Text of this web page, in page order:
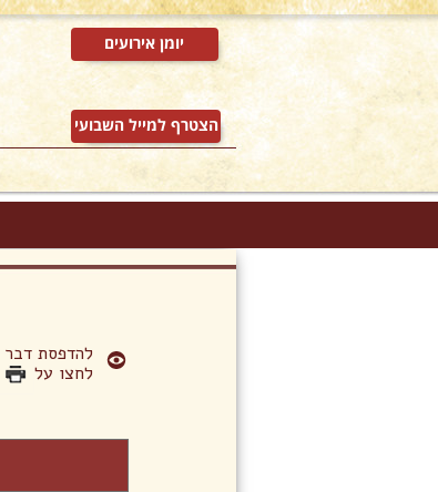
יומן אירועים
הצטרף למייל השבועי
להדפסת
לחצו על